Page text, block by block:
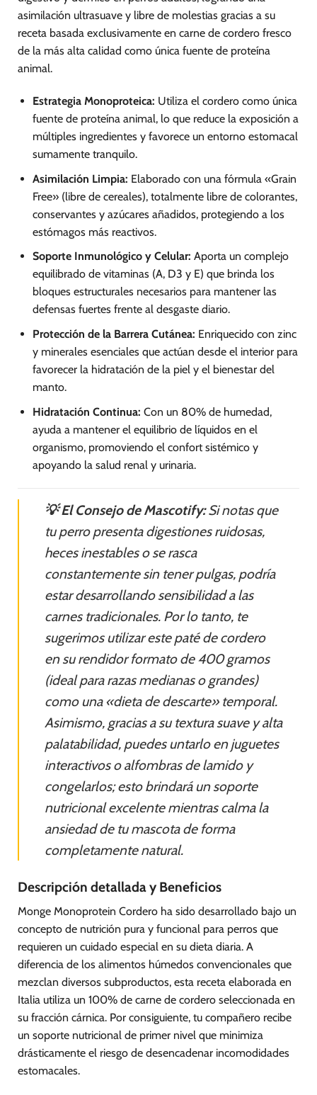
asimilación ultrasuave y libre de molestias gracias a su
receta basada exclusivamente en carne de cordero fresco
de la más alta calidad como única fuente de proteína
animal.
Estrategia Monoproteica: Utiliza el cordero como única
fuente de proteína animal, lo que reduce la exposición a
múltiples ingredientes y favorece un entorno estomacal
sumamente tranquilo.
Asimilación Limpia: Elaborado con una fórmula «Grain
Free» (libre de cereales), totalmente libre de colorantes,
conservantes y azúcares añadidos, protegiendo a los
estómagos más reactivos.
Soporte Inmunológico y Celular: Aporta un complejo
equilibrado de vitaminas (A, D3 y E) que brinda los
bloques estructurales necesarios para mantener las
defensas fuertes frente al desgaste diario.
Protección de la Barrera Cutánea: Enriquecido con zinc
y minerales esenciales que actúan desde el interior para
favorecer la hidratación de la piel y el bienestar del
manto.
Hidratación Continua: Con un 80% de humedad,
ayuda a mantener el equilibrio de líquidos en el
organismo, promoviendo el confort sistémico y
apoyando la salud renal y urinaria.
💡 El Consejo de Mascotify:Si notas que
tu perro presenta digestiones ruidosas,
heces inestables o se rasca
constantemente sin tener pulgas, podría
estar desarrollando sensibilidad a las
carnes tradicionales. Por lo tanto, te
sugerimos utilizar este paté de cordero
en su rendidor formato de 400 gramos
(ideal para razas medianas o grandes)
como una «dieta de descarte» temporal.
Asimismo, gracias a su textura suave y alta
palatabilidad, puedes untarlo en juguetes
interactivos o alfombras de lamido y
congelarlos; esto brindará un soporte
nutricional excelente mientras calma la
ansiedad de tu mascota de forma
completamente natural.
Descripción detallada y Beneficios
Monge Monoprotein Cordero ha sido desarrollado bajo un
concepto de nutrición pura y funcional para perros que
requieren un cuidado especial en su dieta diaria. A
diferencia de los alimentos húmedos convencionales que
mezclan diversos subproductos, esta receta elaborada en
Italia utiliza un 100% de carne de cordero seleccionada en
su fracción cárnica. Por consiguiente, tu compañero recibe
un soporte nutricional de primer nivel que minimiza
drásticamente el riesgo de desencadenar incomodidades
estomacales.